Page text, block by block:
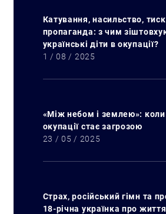
Катування, насильство,
пропаганда: з чим
українські діти в окупації?
1 / 08 / 2025
«Між небом і землею»: коли
окупації стає загрозою
23 / 05 / 2025
Страх, російський гімн та
18-річна українка про